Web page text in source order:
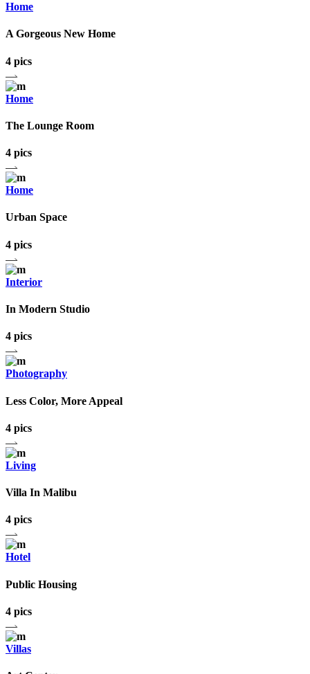
Home
A Gorgeous New Home
4 pics
Home
The Lounge Room
4 pics
Home
Urban Space
4 pics
Interior
In Modern Studio
4 pics
Photography
Less Color, More Appeal
4 pics
Living
Villa In Malibu
4 pics
Hotel
Public Housing
4 pics
Villas